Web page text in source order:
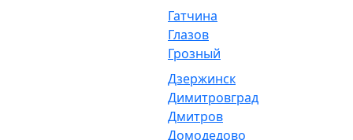
Гатчина
Глазов
Грозный
Дзержинск
Димитровград
Дмитров
Домодедово